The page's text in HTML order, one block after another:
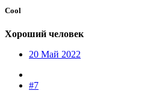
Cool
Хороший человек
20 Май 2022
#7